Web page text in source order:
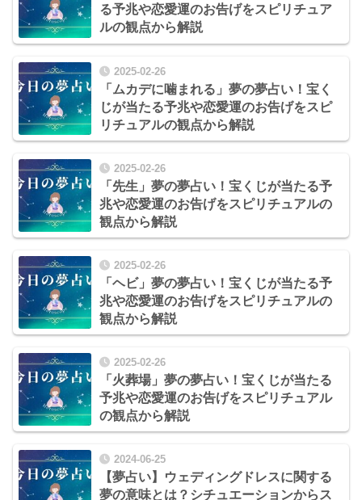
る予兆や恋愛運のお告げをスピリチュア
ルの観点から解説
2025-02-26
「ムカデに噛まれる」夢の夢占い！宝く
じが当たる予兆や恋愛運のお告げをスピ
リチュアルの観点から解説
2025-02-26
「先生」夢の夢占い！宝くじが当たる予
兆や恋愛運のお告げをスピリチュアルの
観点から解説
2025-02-26
「ヘビ」夢の夢占い！宝くじが当たる予
兆や恋愛運のお告げをスピリチュアルの
観点から解説
2025-02-26
「火葬場」夢の夢占い！宝くじが当たる
予兆や恋愛運のお告げをスピリチュアル
の観点から解説
2024-06-25
【夢占い】ウェディングドレスに関する
夢の意味とは？シチュエーションからス